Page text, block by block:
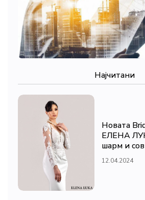
Најчитани
Новата
ЕЛЕНА
шарм и
12.04.2024